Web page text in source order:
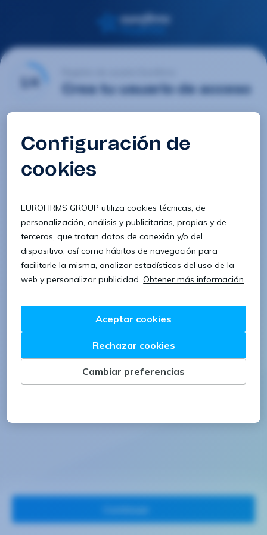
1/4 Crea tu usuario de acceso
Contraseña
Confirmar contraseña
8 caracteres 1 letra minúscula
1 letra mayúscula 1 número